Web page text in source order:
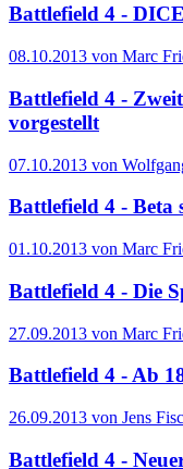
Battlefield 4 -
08.10.2013 von Marc
Battlefield 4 -
vorgestellt
07.10.2013 von
Battlefield 4 - Beta
01.10.2013 von Marc
Battlefield 4 - Die
27.09.2013 von Marc
Battlefield 4 - Ab
26.09.2013 von Jens
Battlefield 4 -